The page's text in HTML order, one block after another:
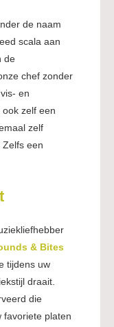
de naam
scala aan
de
chef zonder
en
zelf een
zelf
een
& Bites
tijdens uw
draait.
die
favoriete platen